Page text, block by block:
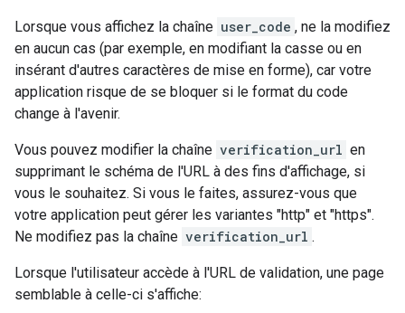
Lorsque vous affichez la chaîne user_code , ne la modifiez
en aucun cas (par exemple, en modifiant la casse ou en
insérant d'autres caractères de mise en forme), car votre
application risque de se bloquer si le format du code
change à l'avenir.
Vous pouvez modifier la chaîne verification_url en
supprimant le schéma de l'URL à des fins d'affichage, si
vous le souhaitez. Si vous le faites, assurez-vous que
votre application peut gérer les variantes "http" et "https".
Ne modifiez pas la chaîne verification_url .
Lorsque l'utilisateur accède à l'URL de validation, une page
semblable à celle-ci s'affiche: